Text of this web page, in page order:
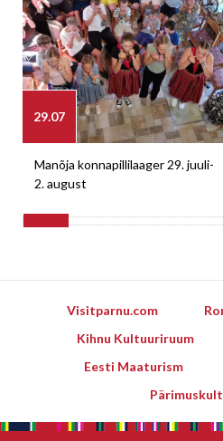
29.07
Manõja konnapillilaager 29. juuli-
2. august
Visitparnu.com
Kihnu Kultuuriruum
Eesti Maaturism